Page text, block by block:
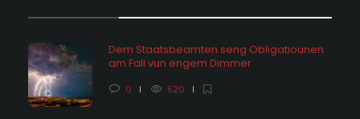
Dem Staatsbeamten seng Obligatiounen
am Fall vun engem Dimmer
0 520